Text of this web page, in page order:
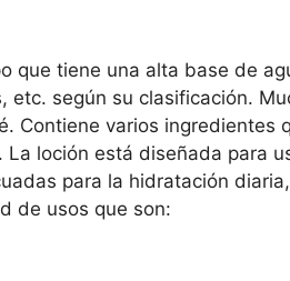
que tiene una alta base de
según su clasificación.
Contiene varios ingredientes
loción está diseñada para
para la hidratación
de usos que son: